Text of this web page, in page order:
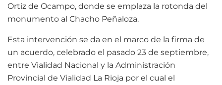
Ortiz de Ocampo, donde se emplaza la rotonda del
monumento al Chacho Peñaloza.
Esta intervención se da en el marco de la firma de
un acuerdo, celebrado el pasado 23 de septiembre,
entre Vialidad Nacional y la Administración
Provincial de Vialidad La Rioja por el cual el